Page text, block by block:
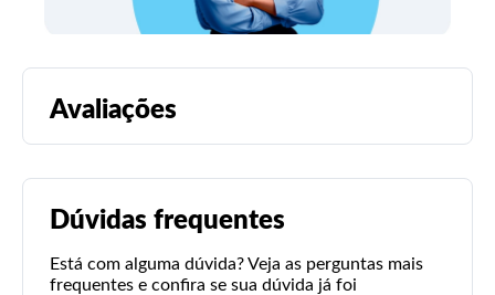
Avaliações
Dúvidas frequentes
Está com alguma dúvida? Veja as perguntas mais
frequentes e confira se sua dúvida já foi